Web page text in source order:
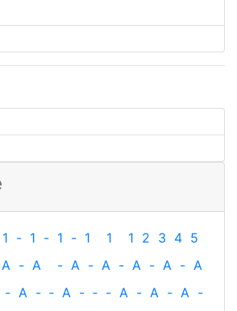
1 - 1 - 1 - 1 1 1 2 3 4 5
A - A - A - A - A - A - A
- A - ‐ A - ‐ - A - A - A -